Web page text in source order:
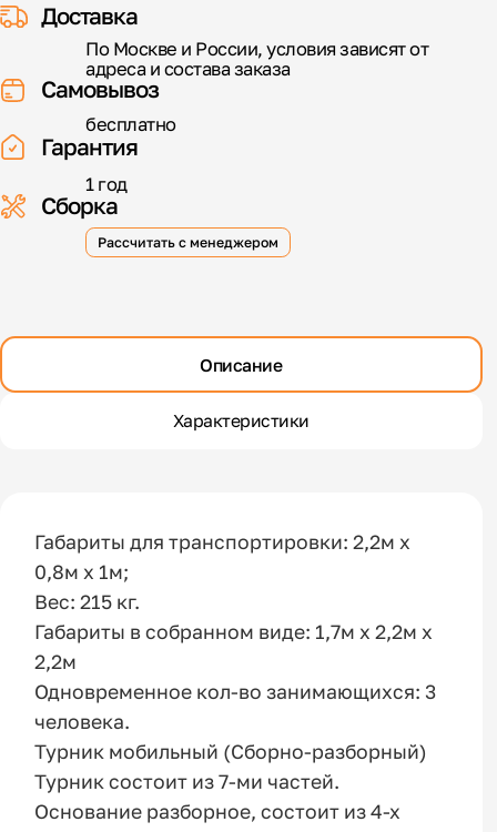
Доставка
По Москве и России, условия зависят от
адреса и состава заказа
Самовывоз
бесплатно
Гарантия
1 год
Сборка
Рассчитать с менеджером
Описание
Характеристики
Габариты для транспортировки: 2,2м х
0,8м х 1м;
Вес: 215 кг.
Габариты в собранном виде: 1,7м х 2,2м х
2,2м
Одновременное кол-во занимающихся: 3
человека.
Турник мобильный (Сборно-разборный)
Турник состоит из 7-ми частей.
Основание разборное, состоит из 4-х